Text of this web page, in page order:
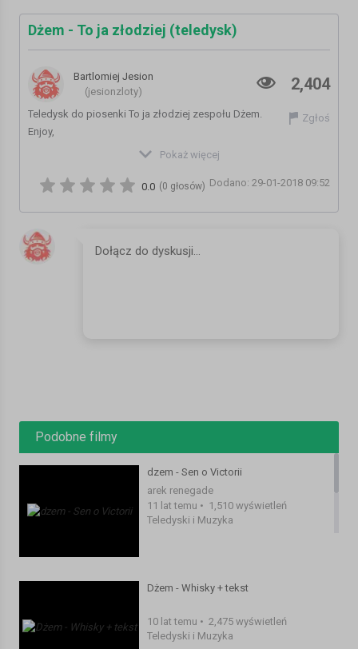
Dżem - To ja złodziej (teledysk)
Bartlomiej Jesion
(jesionzloty)
2,404
Zgłoś
Teledysk do piosenki To ja złodziej zespołu Dżem.
Enjoy,
Kategoria: Teledyski i Muzyka
Pokaż więcej
Dodano: 29-01-2018 09:52
(0 głosów)
0.0
Podobne filmy
dzem - Sen o Victorii
arek renegade
11 lat temu • 1,510 wyświetleń
Teledyski i Muzyka
Dżem - Whisky + tekst
10 lat temu • 2,475 wyświetleń
Teledyski i Muzyka